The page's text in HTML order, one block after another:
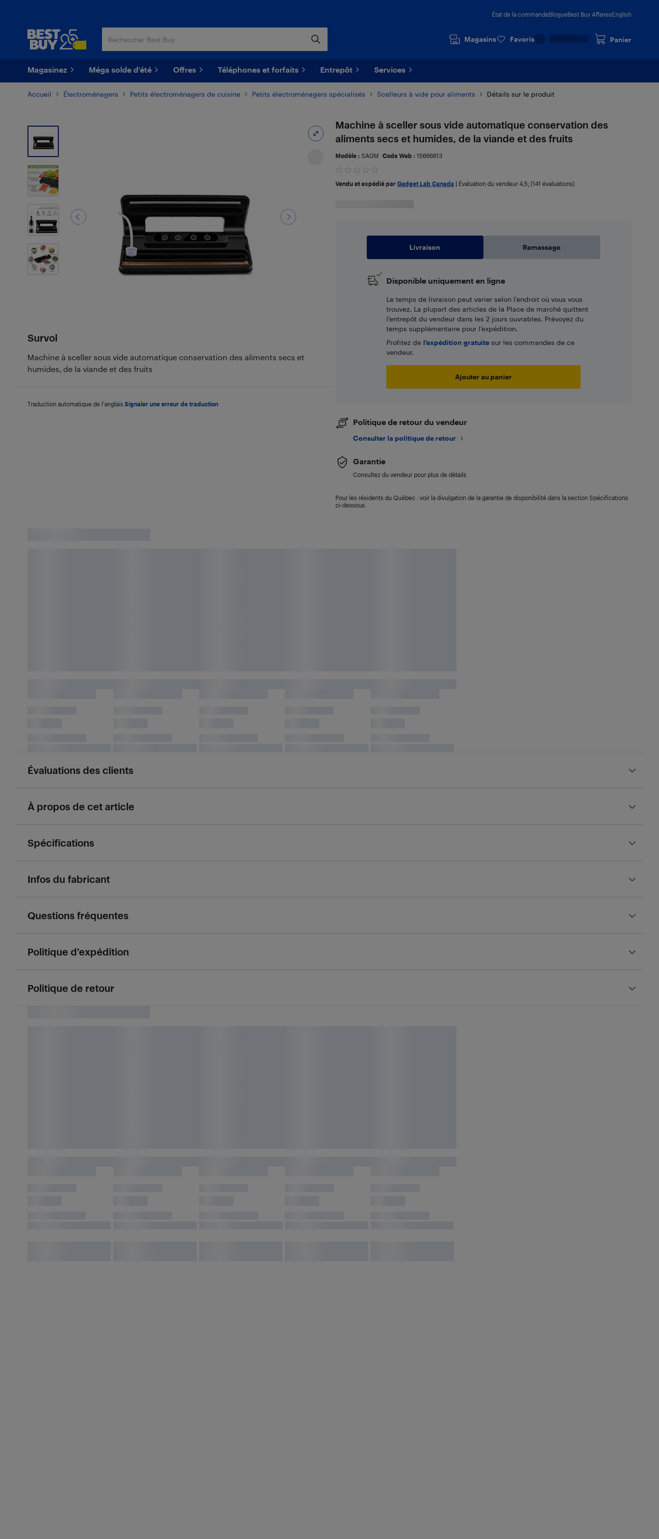
État de la commandeBlogueBest Buy AffairesEnglish
Magasins Favoris Panier
Magasinez Méga solde d'été Offres Téléphones et forfaits Entrepôt Services
Accueil Électroménagers Petits électroménagers de cuisine Petits électroménagers spécialisés Scelleurs à vide pour aliments Détails sur le produit
5
Photos
Survol
Machine à sceller sous vide automatique conservation des aliments secs et
humides, de la viande et des fruits
Traduction automatique de l'anglais. Signaler une erreur de traduction
Machine à sceller sous vide automatique conservation des
aliments secs et humides, de la viande et des fruits
Modèle : SAGM Code Web : 15666613
Vendu et expédié par Gadget Lab Canada Évaluation du vendeur 4,5; (141 évaluations)
Livraison Ramassage
Disponible uniquement en ligne
Le temps de livraison peut varier selon l'endroit où vous vous
trouvez. La plupart des articles de la Place de marché quittent
l’entrepôt du vendeur dans les 2 jours ouvrables. Prévoyez du
temps supplémentaire pour l’expédition.
Profitez de l'expédition gratuitesur les commandes de ce
vendeur.
Ajouter au panier
Politique de retour du vendeur
Consulter la politique de retour
Garantie
Consultez du vendeur pour plus de détails.
Pour les résidents du Québec : voir la divulgation de la garantie de disponibilité dans la section Spécifications
ci-dessous.
Évaluations des clients
À propos de cet article
Spécifications
Infos du fabricant
Questions fréquentes
Politique d’expédition
Politique de retour